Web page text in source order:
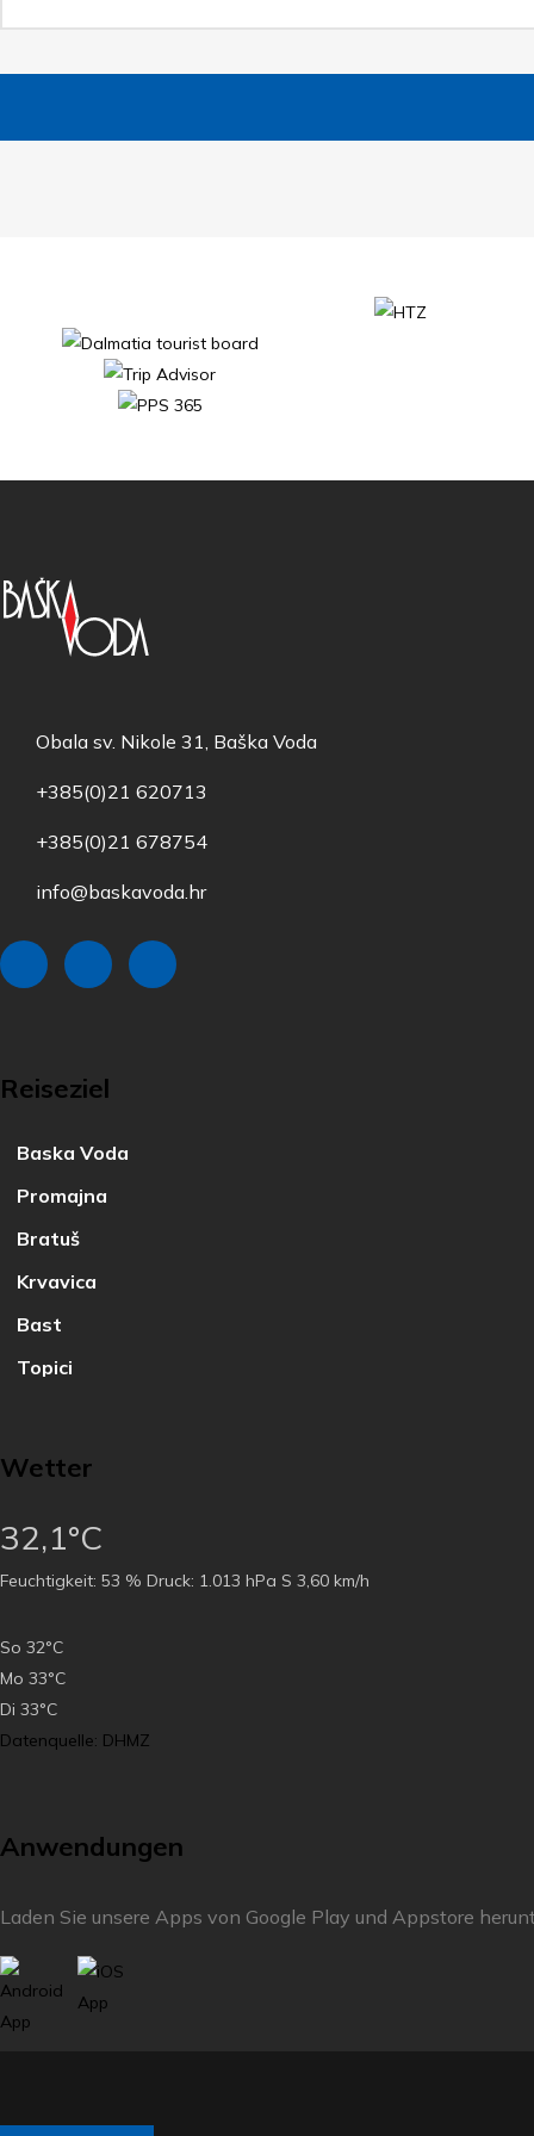
Obala sv. Nikole 31, Baška Voda
+385(0)21 620713
+385(0)21 678754
info@baskavoda.hr
Reiseziel
Baska Voda
Promajna
Bratuš
Krvavica
Bast
Topici
Wetter
32,1°C
Feuchtigkeit: 53 % Druck: 1.013 hPa S 3,60 km/h
So 32°C
Mo 33°C
Di 33°C
Datenquelle: DHMZ
Anwendungen
Laden Sie unsere Apps von Google Play und Appstore